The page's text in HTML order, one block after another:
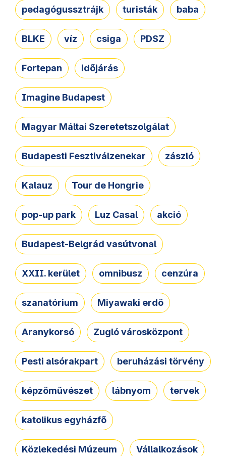
pedagógussztrájk turisták baba
BLKE víz csiga PDSZ
Fortepan időjárás
Imagine Budapest
Magyar Máltai Szeretetszolgálat
Budapesti Fesztiválzenekar zászló
Kalauz Tour de Hongrie
pop-up park Luz Casal akció
Budapest-Belgrád vasútvonal
XXII. kerület omnibusz cenzúra
szanatórium Miyawaki erdő
Aranykorsó Zugló városközpont
Pesti alsórakpart beruházási törvény
képzőművészet lábnyom tervek
katolikus egyházfő
Közlekedési Múzeum Vállalkozások